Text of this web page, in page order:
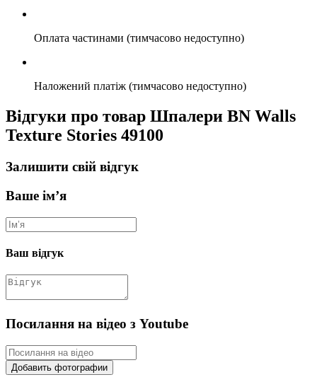
Оплата частинами (тимчасово недоступно)
Наложений платіж (тимчасово недоступно)
Відгуки про товар Шпалери BN Walls
Texture Stories 49100
Залишити свій відгук
Ваше ім’я
Ваш відгук
Посилання на відео з Youtube
Добавить фотографии